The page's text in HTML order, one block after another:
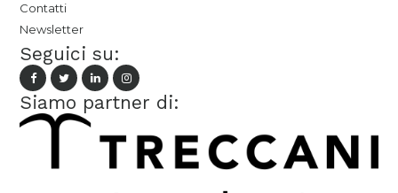
Contatti
Newsletter
Seguici su:
Siamo partner di: